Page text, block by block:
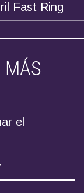
Fast Ring
MÁS
el